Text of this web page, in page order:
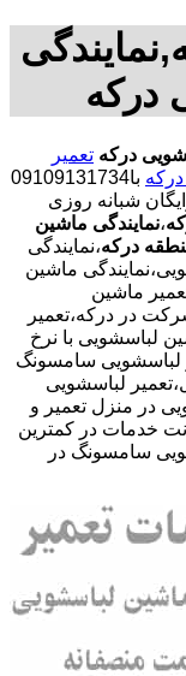
درکه
درکه تعمیر
با09109131734
شبانه روزی
،نمایندگی ماشین
درکه،نمایندگی
ماشین
ماشین
در درکه،تعمیر
لباسشویی با نرخ
لباسشویی سامسونگ
لباسشویی
در منزل تعمیر و
خدمات در کمترین
سامسونگ در